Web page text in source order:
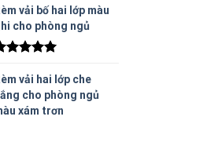
vải bố hai lớp màu
cho phòng ngủ
5.00
sao
vải hai lớp che
cho phòng ngủ
xám trơn